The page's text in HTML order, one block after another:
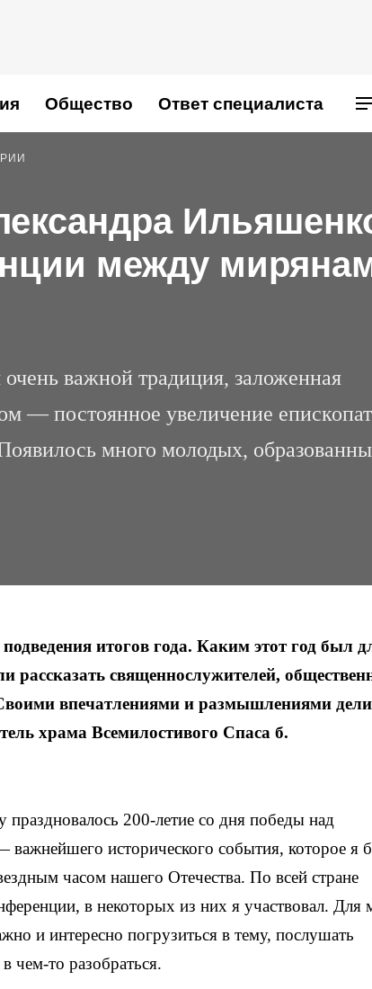
Общество Ответ специалиста
между
важной традиция, заложенная
— постоянное увеличение
много молодых,
итогов года. Каким этот год был
рассказать священнослужителей,
впечатлениями и размышлениями
храма Всемилостивого Спаса б.
200-летие со дня победы над
важнейшего исторического события, которое я
часом нашего Отечества. По всей стране
в некоторых из них я участвовал. Для
и интересно погрузиться в тему, послушать
чем-то разобраться.